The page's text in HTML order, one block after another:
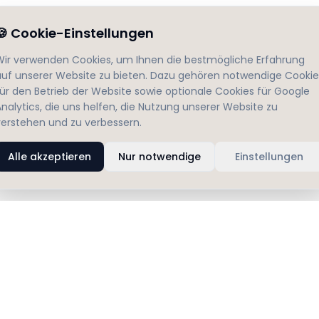
Cookie-Einstellungen
verwenden Cookies, um Ihnen die bestmögliche Erfahrung
unserer Website zu bieten. Dazu gehören notwendige
den Betrieb der Website sowie optionale Cookies für Google
die uns helfen, die Nutzung unserer Website zu
und zu verbessern.
Alle akzeptieren Nur notwendige Einstellungen